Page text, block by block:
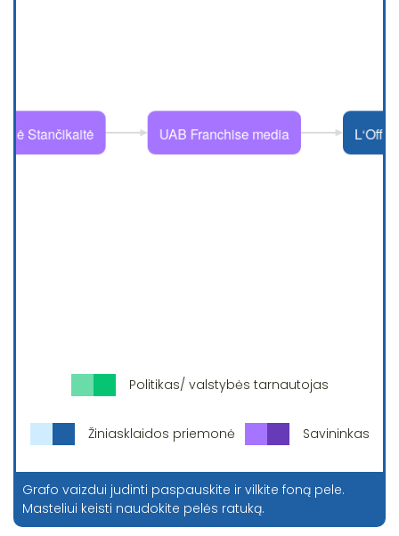
Politikas/ valstybės tarnautojas
Žiniasklaidos priemonė Savininkas
Grafo vaizdui judinti paspauskite ir vilkite foną pele.
Masteliui keisti naudokite pelės ratuką.